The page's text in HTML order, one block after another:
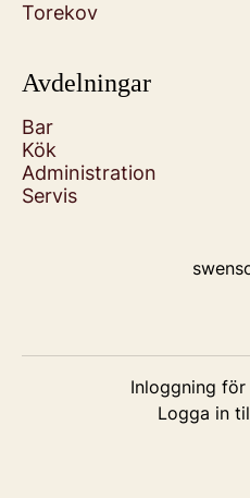
Torekov
Avdelningar
Bar
Kök
Administration
Servis
Inloggning
Logga in